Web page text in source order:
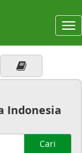
Indonesia
Cari